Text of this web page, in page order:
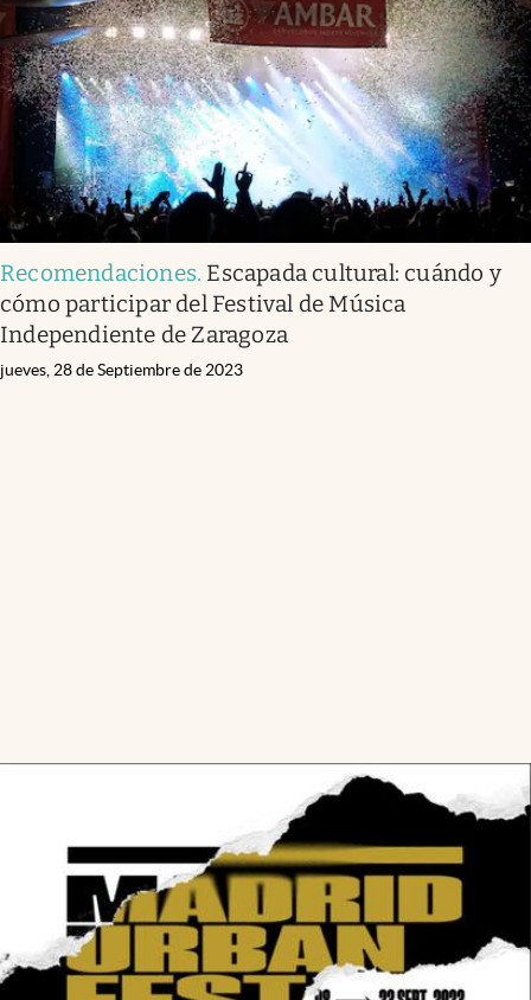
Recomendaciones. Escapada cultural: cuándo y
cómo participar del Festival de Música
Independiente de Zaragoza
jueves, 28 de Septiembre de 2023